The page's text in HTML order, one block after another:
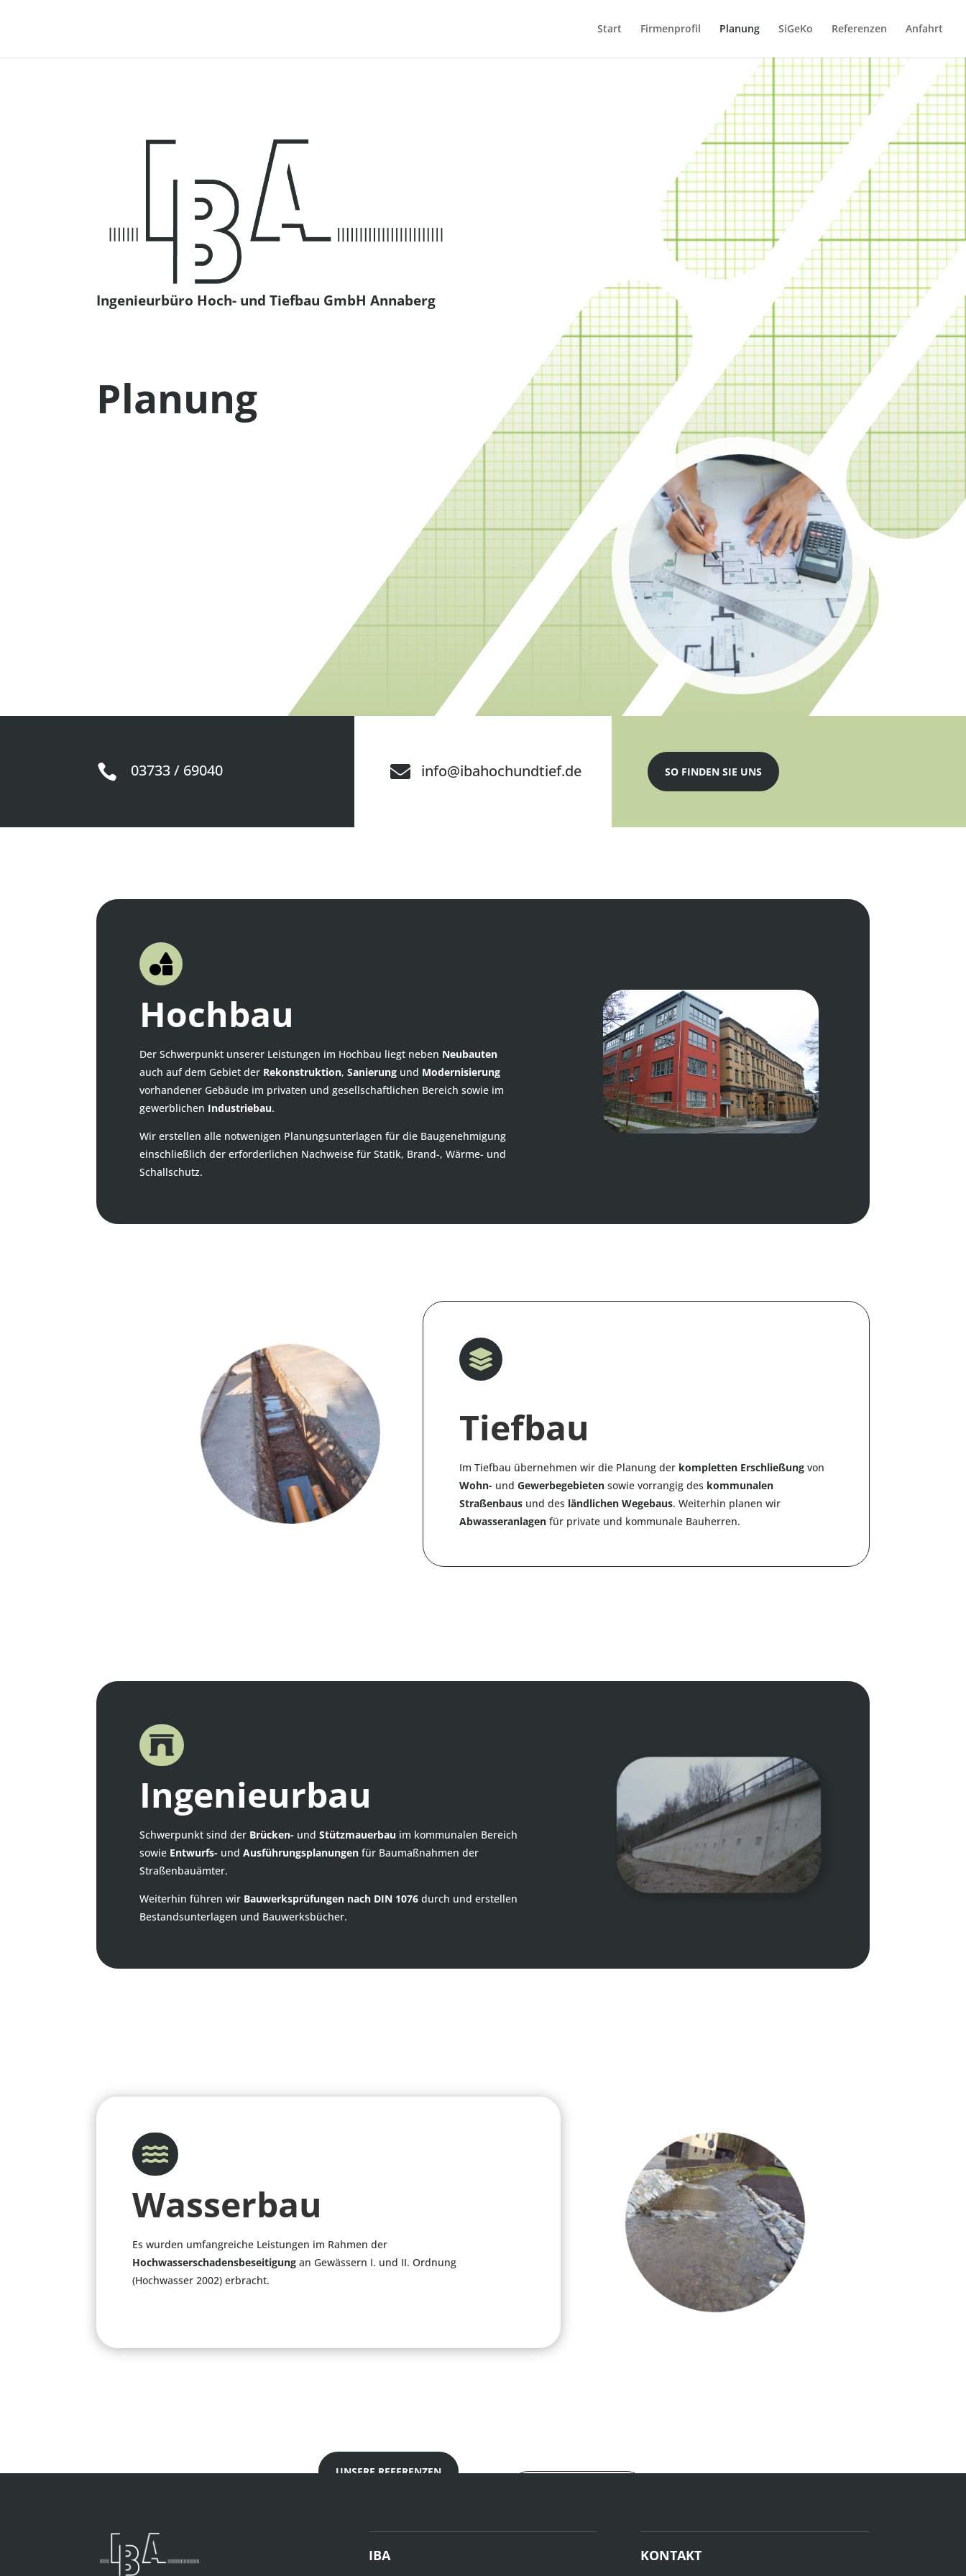
Start Firmenprofil Planung SiGeKo Referenzen Anfahrt
Ingenieurbüro Hoch- und Tiefbau GmbH Annaberg
Planung
 03733 / 69040  info@ibahochundtief.de SO FINDEN SIE UNS

Hochbau
Der Schwerpunkt unserer Leistungen im Hochbau liegt neben Neubauten
auch auf dem Gebiet der Rekonstruktion,Sanierung und Modernisierung
vorhandener Gebäude im privaten und gesellschaftlichen Bereich sowie im
gewerblichen Industriebau.
Wir erstellen alle notwenigen Planungsunterlagen für die Baugenehmigung
einschließlich der erforderlichen Nachweise für Statik, Brand-, Wärme- und
Schallschutz.

Tiefbau
Im Tiefbau übernehmen wir die Planung der kompletten Erschließung von
Wohn- undGewerbegebieten sowie vorrangig des kommunalen
Straßenbaus und des ländlichen Wegebaus. Weiterhin planen wir
Abwasseranlagen für private und kommunale Bauherren.

Ingenieurbau
Schwerpunkt sind der Brücken- undStützmauerbau im kommunalen Bereich
sowie Entwurfs- undAusführungsplanungen für Baumaßnahmen der
Straßenbauämter.
Weiterhin führen wir Bauwerksprüfungen nach DIN 1076 durch und erstellen
Bestandsunterlagen und Bauwerksbücher.

Wasserbau
Es wurden umfangreiche Leistungen im Rahmen der
Hochwasserschadensbeseitigungan Gewässern I. und II. Ordnung
(Hochwasser 2002) erbracht.
UNSERE REFERENZEN
IBA KONTAKT